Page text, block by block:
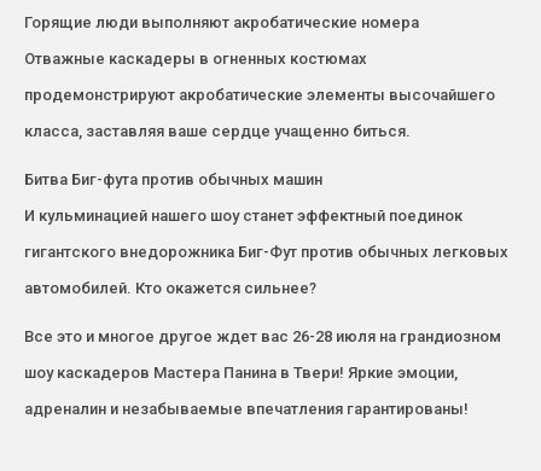
Горящие люди выполняют акробатические номера
Отважные каскадеры в огненных костюмах
продемонстрируют акробатические элементы высочайшего
класса, заставляя ваше сердце учащенно биться.
Битва Биг-фута против обычных машин
И кульминацией нашего шоу станет эффектный поединок
гигантского внедорожника Биг-Фут против обычных легковых
автомобилей. Кто окажется сильнее?
Все это и многое другое ждет вас 26-28 июля на грандиозном
шоу каскадеров Мастера Панина в Твери! Яркие эмоции,
адреналин и незабываемые впечатления гарантированы!